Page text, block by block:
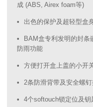
成 (ABS, Airex foam等)
出色的保护及超轻型盒
BAM盒专利发明的封条
防雨功能
方便打开盒上盖的小开
2条防滑背带及安全螺钉
4个softouch锁定位及钥